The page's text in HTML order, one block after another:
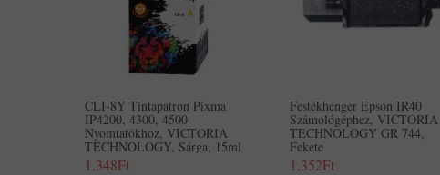
CLI-8Y Tintapatron Pixma
IP4200, 4300, 4500
Nyomtatókhoz, VICTORIA
TECHNOLOGY, Sárga, 15ml
1,348Ft
Festékhenger Epson IR40
Számológéphez, VICTORIA
TECHNOLOGY GR 744,
Fekete
1,352Ft